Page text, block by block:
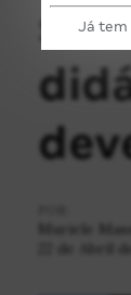
Já tem
Muriele